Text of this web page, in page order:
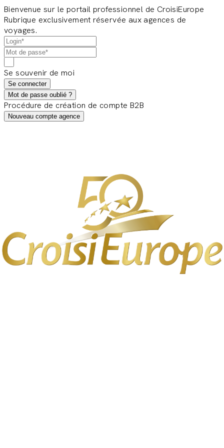
Bienvenue sur le portail professionnel de CroisiEurope
Rubrique exclusivement réservée aux agences de
voyages.
Se souvenir de moi
Se connecter
Mot de passe oublié ?
Procédure de création de compte B2B
Nouveau compte agence